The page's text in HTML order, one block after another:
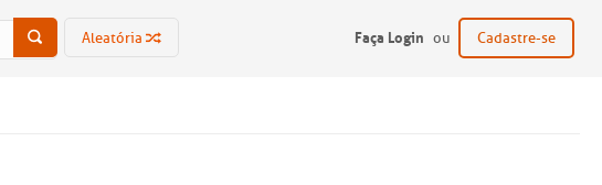
Aleatória Faça Login ou Cadastre-se